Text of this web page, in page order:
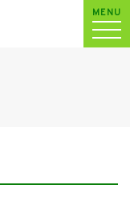
MENU